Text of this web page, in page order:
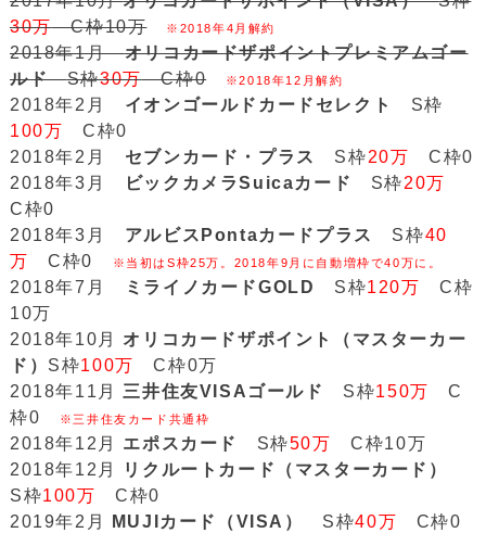
30万C枠10万 ※2018年4月解約
2018年1月オリコカードザポイントプレミアムゴー
ルドS枠30万C枠0 ※2018年12月解約
2018年2月 イオンゴールドカードセレクト
S枠
100万 C枠0
2018年2月 セブンカード・プラス S枠20万 C枠0
2018年3月
ビックカメラSuicaカード S枠20万
C枠0
2018年3月 アルビスPontaカードプラス S枠40
万 C枠0 ※当初はS枠25万。2018年9月に自動増枠で40万に。
2018年7月 ミライノカードGOLD S枠120万 C枠
10万
2018年10月 オリコカードザポイント（マスターカー
ド） S枠100万
C枠0万
2018年11月 三井住友VISAゴールド S枠150万
C
枠0
※三井住友カード共通枠
2018年12月 エポスカード S枠50万 C枠10万
2018年12月
リクルートカード（マスターカード）
S枠100万 C枠0
2019年2月
MUJIカード（VISA） S枠40万 C枠0